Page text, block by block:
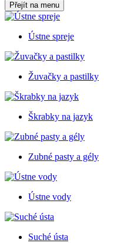
Přejít na menu
Ústne spreje
Žuvačky a pastilky
Škrabky na jazyk
Zubné pasty a gély
Ústne vody
Suché ústa